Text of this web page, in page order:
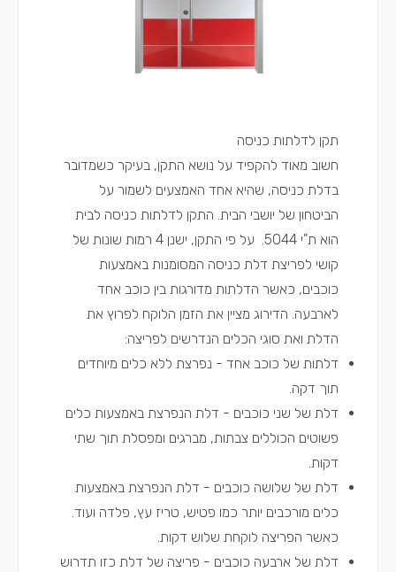
תקן לדלתות כניסה
חשוב מאוד להקפיד על נושא התקן, בעיקר כשמדובר
בדלת כניסה, שהיא אחד האמצעים לשמור על
הביטחון של יושבי הבית. התקן לדלתות כניסה לבית
הוא ת"י 5044. על פי התקן, ישנן 4 רמות שונות של
קושי לפריצת דלת כניסה המסומנות באמצעות
כוכבים, כאשר הדלתות מדורגות בין כוכב אחד
לארבעה. הדירוג מציין את הזמן הלוקח לפרוץ את
הדלת ואת סוגי הכלים הנדרשים לפריצה:
דלתות של כוכב אחד - נפרצת ללא כלים מיוחדים
תוך דקה.
דלת של שני כוכבים - דלת הנפרצת באמצעות כלים
פשוטים הכוללים צבתות, מברגים ומפסלת תוך שתי
דקות.
דלת של שלושה כוכבים - דלת הנפרצת באמצעות
כלים מורכבים יותר כמו פטיש, טריז עץ, פלדה ועוד.
כאשר הפריצה לוקחת שלוש דקות.
דלת של ארבעה כוכבים - פריצה של דלת כזו תדרוש